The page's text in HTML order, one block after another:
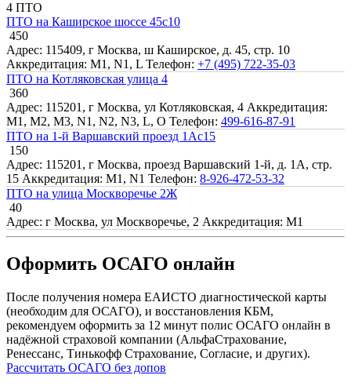
4 ПТО
ПТО на Каширское шоссе 45с10
450
Адрес: 115409, г Москва, ш Каширское, д. 45, стр. 10
Аккредитация: M1, N1, L Телефон: +7 (495) 722-35-03
ПТО на Котляковская улица 4
360
Адрес: 115201, г Москва, ул Котляковская, 4 Аккредитация:
M1, M2, M3, N1, N2, N3, L, O Телефон: 499-616-87-91
ПТО на 1-й Варшавский проезд 1Ас15
150
Адрес: 115201, г Москва, проезд Варшавский 1-й, д. 1А, стр.
15 Аккредитация: M1, N1 Телефон: 8-926-472-53-32
ПТО на улица Москворечье 2Ж
40
Адрес: г Москва, ул Москворечье, 2 Аккредитация: M1
Оформить ОСАГО онлайн
После получения номера ЕАИСТО диагностической карты
(необходим для ОСАГО), и восстановления КБМ,
рекомендуем оформить за 12 минут полис ОСАГО онлайн в
надёжной страховой компании (АльфаСтрахование,
Ренессанс, Тинькофф Страхование, Согласие, и других).
Рассчитать ОСАГО без допов